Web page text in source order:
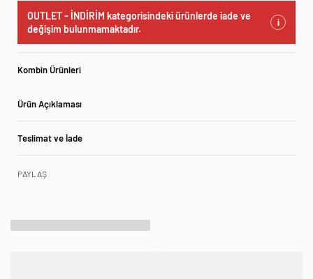
OUTLET - İNDİRİM kategorisindeki ürünlerde iade ve
değişim bulunmamaktadır.
i
Kombin Ürünleri
Ürün Açıklaması
Teslimat ve İade
PAYLAŞ